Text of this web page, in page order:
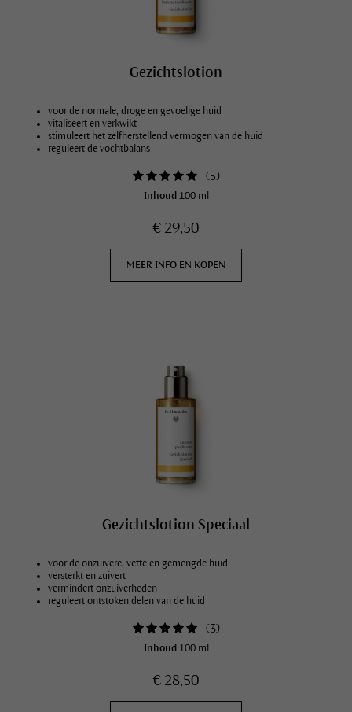
Gezichtslotion
voor de normale, droge en gevoelige huid
vitaliseert en verkwikt
stimuleert het zelfherstellend vermogen van de huid
reguleert de vochtbalans
(5)
Inhoud 100 ml
€ 29,50
MEER INFO EN KOPEN
Gezichtslotion Speciaal
voor de onzuivere, vette en gemengde huid
versterkt en zuivert
vermindert onzuiverheden
reguleert ontstoken delen van de huid
(3)
Inhoud 100 ml
€ 28,50